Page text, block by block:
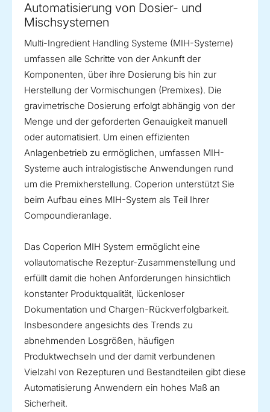
Automatisierung von Dosier- und
Mischsystemen
Multi-Ingredient Handling Systeme (MIH-Systeme)
umfassen alle Schritte von der Ankunft der
Komponenten, über ihre Dosierung bis hin zur
Herstellung der Vormischungen (Premixes). Die
gravimetrische Dosierung erfolgt abhängig von der
Menge und der geforderten Genauigkeit manuell
oder automatisiert. Um einen effizienten
Anlagenbetrieb zu ermöglichen, umfassen MIH-
Systeme auch intralogistische Anwendungen rund
um die Premixherstellung. Coperion unterstützt Sie
beim Aufbau eines MIH-System als Teil Ihrer
Compoundieranlage.
Das Coperion MIH System ermöglicht eine
vollautomatische Rezeptur-Zusammenstellung und
erfüllt damit die hohen Anforderungen hinsichtlich
konstanter Produktqualität, lückenloser
Dokumentation und Chargen-Rückverfolgbarkeit.
Insbesondere angesichts des Trends zu
abnehmenden Losgrößen, häufigen
Produktwechseln und der damit verbundenen
Vielzahl von Rezepturen und Bestandteilen gibt diese
Automatisierung Anwendern ein hohes Maß an
Sicherheit.